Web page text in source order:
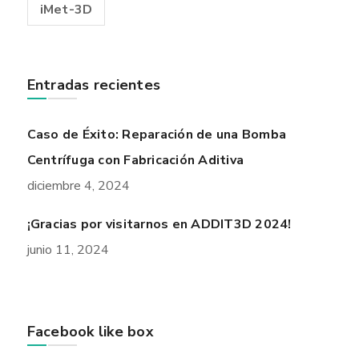
iMet-3D
Entradas recientes
Caso de Éxito: Reparación de una Bomba
Centrífuga con Fabricación Aditiva
diciembre 4, 2024
¡Gracias por visitarnos en ADDIT3D 2024!
junio 11, 2024
Facebook like box